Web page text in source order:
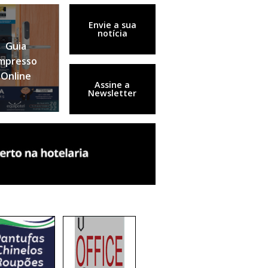
Guia
Online
Envie a sua
notícia
Assine a
Newsletter